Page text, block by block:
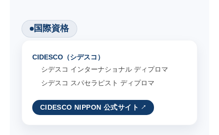
国際資格
CIDESCO（シデスコ）
シデスコ インターナショナル ディプロマ
シデスコ スパセラピスト ディプロマ
CIDESCO NIPPON 公式サイト